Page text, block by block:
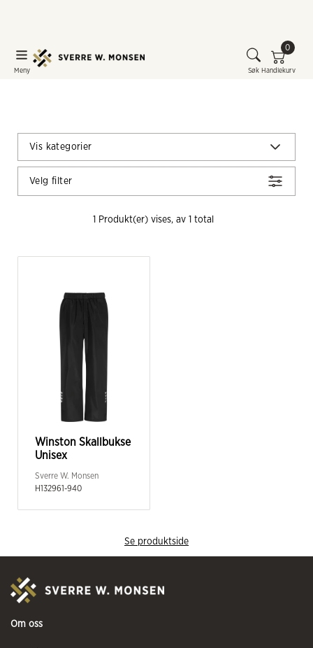
Søk
Meny
0
Handlekurv
Vis kategorier
Velg filter
1 Produkt(er) vises, av 1 total
Winston Skallbukse
Unisex
Sverre W. Monsen
H132961-940
Se produktside
Om oss